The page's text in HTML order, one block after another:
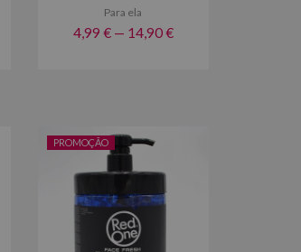
Para ela
4,99 € — 14,90 €
PROMOÇÃO